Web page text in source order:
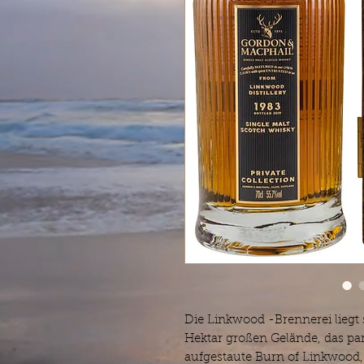
Die Linkwood -Brennerei liegt
Hektar großen Gelände, das
aufgestaute Burn of